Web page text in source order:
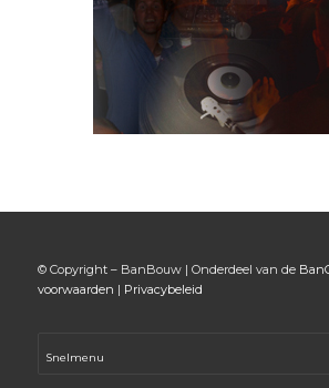
© Copyright – BanBouw | Onderdeel van de
voorwaarden | Privacybeleid